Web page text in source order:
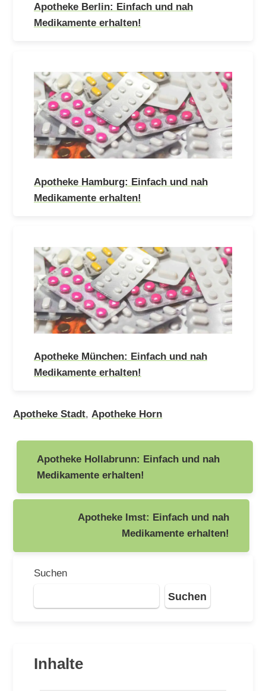
Apotheke Berlin: Einfach und nah
Medikamente erhalten!
Apotheke Hamburg: Einfach und nah
Medikamente erhalten!
Apotheke München: Einfach und nah
Medikamente erhalten!
Apotheke Stadt,Apotheke Horn
Beitragsnavigation
Apotheke Hollabrunn: Einfach und nah
Medikamente erhalten!
Apotheke Imst: Einfach und nah
Medikamente erhalten!
Suchen
Suchen
Inhalte